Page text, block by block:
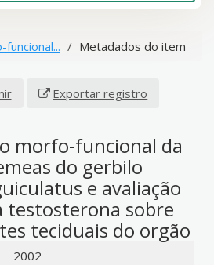
Metadados do item
Exportar registro
morfo-funcional da
do gerbilo
e avaliação
testosterona sobre
teciduais do orgão
2002